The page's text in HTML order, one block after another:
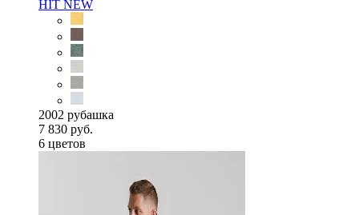
HIT NEW
2002 рубашка
7 830 руб.
6 цветов